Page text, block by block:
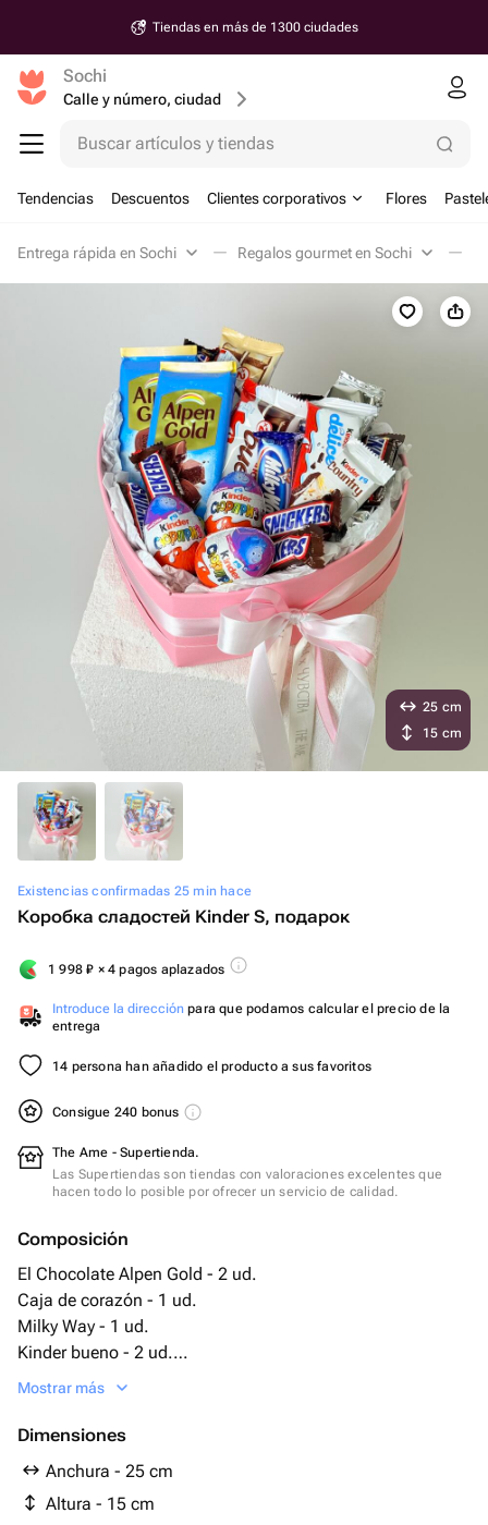
Tiendas en más de 1300 ciudades
Sochi
Calle y número, ciudad
Buscar artículos y tiendas
Tendencias Descuentos Clientes corporativos Flores
Entrega rápida en Sochi Regalos gourmet en Sochi
Existencias confirmadas 25 min hace
Коробка сладостей Kinder S, подарок
1 998₽ × 4 pagos aplazados
Introduce la dirección para que podamos calcular el precio de la
entrega
14 persona han añadido el producto a sus favoritos
Consigue 240 bonus
The Ame - Supertienda.
Las Supertiendas son tiendas con valoraciones excelentes que
hacen todo lo posible por ofrecer un servicio de calidad.
Composición
El Chocolate Alpen Gold - 2 ud.
Caja de corazón - 1 ud.
Milky Way - 1 ud.
Kinder bueno - 2 ud.
Kinder sorpresa - 4 ud.
oreo - 228 gr
kinder country - 1 ud.
Mostrar más
Dimensiones
Anchura - 25 cm
Altura - 15 cm
25 cm
15 cm